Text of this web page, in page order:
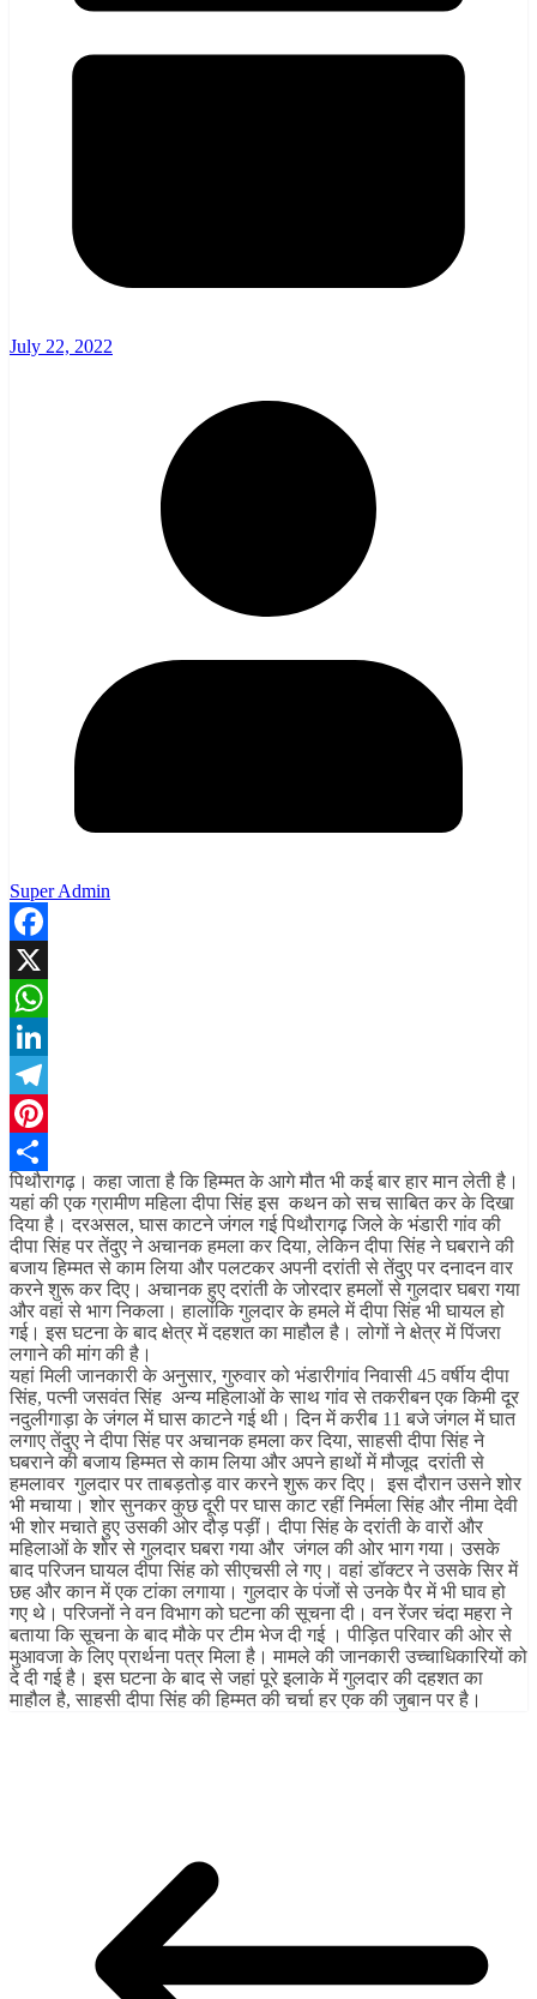
July 22, 2022
Super Admin
Facebook
X
WhatsApp
LinkedIn
Telegram
Pinterest
Share
पिथौरागढ़। कहा जाता है कि हिम्मत के आगे मौत भी कई बार हार मान लेती है।
यहां की एक ग्रामीण महिला दीपा सिंह इस कथन को सच साबित कर के दिखा
दिया है। दरअसल, घास काटने जंगल गई पिथौरागढ़ जिले के भंडारी गांव की
दीपा सिंह पर तेंदुए ने अचानक हमला कर दिया, लेकिन दीपा सिंह ने घबराने की
बजाय हिम्मत से काम लिया और पलटकर अपनी दरांती से तेंदुए पर दनादन वार
करने शुरू कर दिए। अचानक हुए दरांती के जोरदार हमलों से गुलदार घबरा गया
और वहां से भाग निकला। हालांकि गुलदार के हमले में दीपा सिंह भी घायल हो
गई। इस घटना के बाद क्षेत्र में दहशत का माहौल है। लोगों ने क्षेत्र में पिंजरा
लगाने की मांग की है।
यहां मिली जानकारी के अनुसार, गुरुवार को भंडारीगांव निवासी 45 वर्षीय दीपा
सिंह, पत्नी जसवंत सिंह अन्य महिलाओं के साथ गांव से तकरीबन एक किमी दूर
नदुलीगाड़ा के जंगल में घास काटने गई थी। दिन में करीब 11 बजे जंगल में घात
लगाए तेंदुए ने दीपा सिंह पर अचानक हमला कर दिया, साहसी दीपा सिंह ने
घबराने की बजाय हिम्मत से काम लिया और अपने हाथों में मौजूद दरांती से
हमलावर गुलदार पर ताबड़तोड़ वार करने शुरू कर दिए। इस दौरान उसने शोर
भी मचाया। शोर सुनकर कुछ दूरी पर घास काट रहीं निर्मला सिंह और नीमा देवी
भी शोर मचाते हुए उसकी ओर दौड़ पड़ीं। दीपा सिंह के दरांती के वारों और
महिलाओं के शोर से गुलदार घबरा गया और जंगल की ओर भाग गया। उसके
बाद परिजन घायल दीपा सिंह को सीएचसी ले गए। वहां डॉक्टर ने उसके सिर में
छह और कान में एक टांका लगाया। गुलदार के पंजों से उनके पैर में भी घाव हो
गए थे। परिजनों ने वन विभाग को घटना की सूचना दी। वन रेंजर चंदा महरा ने
बताया कि सूचना के बाद मौके पर टीम भेज दी गई । पीड़ित परिवार की ओर से
मुआवजा के लिए प्रार्थना पत्र मिला है। मामले की जानकारी उच्चाधिकारियों को
दे दी गई है। इस घटना के बाद से जहां पूरे इलाके में गुलदार की दहशत का
माहौल है, साहसी दीपा सिंह की हिम्मत की चर्चा हर एक की जुबान पर है।